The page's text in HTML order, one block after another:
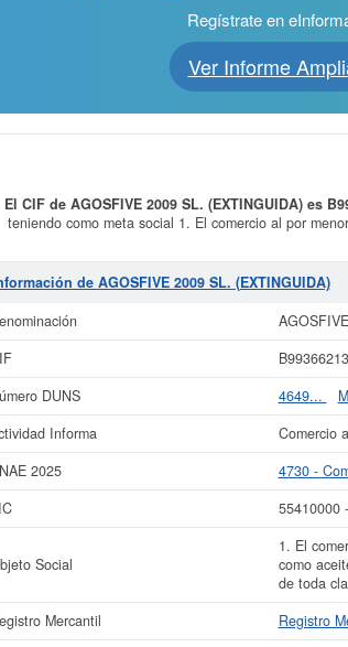
Regístrate en
Ver Informe
El CIF de AGOSFIVE 2009 SL. (EXTINGUIDA) es
teniendo como meta social 1. El comercio al por
grasas lubricantes en estaciones de servicios o
en tiendas de estaciones de. Está incluida en la
de numeración de empresas SIC,
donde el 13/02/2018 se ha producido la última
misma página. El patrimonio social aproximado de
inscrita en el Registro
está interesado en conocer más datos de la empresa
AGOSFIVE 2009 SL. (EXTINGUIDA) y consultar los
La última
de AGOSFIVE 2009 SL. (EXTINGUIDA)
B99366213
DUNS
4649...
Informa
Comercio
2025
4730 -
55410000
Social
1. El
como
de toda
Mercantil
Registro